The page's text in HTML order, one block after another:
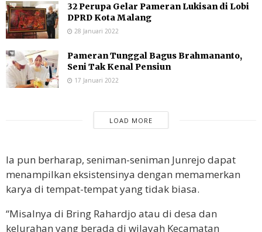
32 Perupa Gelar Pameran Lukisan di Lobi
DPRD Kota Malang
28 Januari 2022
Pameran Tunggal Bagus Brahmananto,
Seni Tak Kenal Pensiun
17 Januari 2022
LOAD MORE
Ia pun berharap, seniman-seniman Junrejo dapat
menampilkan eksistensinya dengan memamerkan
karya di tempat-tempat yang tidak biasa.
“Misalnya di Bring Rahardjo atau di desa dan
kelurahan yang berada di wilayah Kecamatan